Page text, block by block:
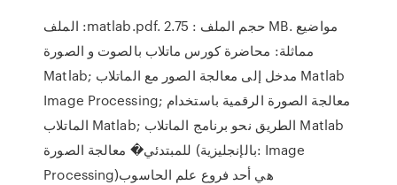
الملف :matlab.pdf. حجم الملف : 2.75 MB. مواضيع
مماثلة: محاضرة كورس ماتلاب بالصوت و الصورة
Matlab; مدخل إلى معالجة الصور مع الماتلاب Matlab
Image Processing; معالجة الصورة الرقمية باستخدام
الماتلاب Matlab; الطريق نحو برنامج الماتلاب Matlab
للمبتدئي� معالجة الصورة (بالإنجليزية: Image
Processing)‏ هي أحد فروع علم الحاسوب